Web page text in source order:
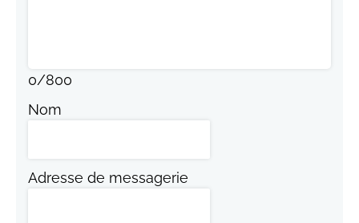
0/800
Nom
Adresse de messagerie